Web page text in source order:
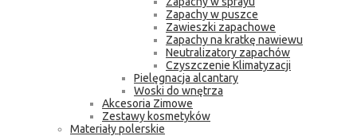
Zapachy w puszce
Zawieszki zapachowe
Zapachy na kratkę nawiewu
Neutralizatory zapachów
Czyszczenie Klimatyzacji
Pielęgnacja alcantary
Woski do wnętrza
Akcesoria Zimowe
Zestawy kosmetyków
Materiały polerskie